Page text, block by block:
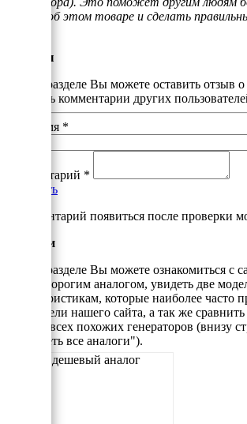
узнать об этом товаре и сделать
Отзывы
В этом разделе Вы можете оставить отзыв
почитать комментарии других
Ваше имя *
Комментарий *
Добавить
*Комментарий появиться после проверки
Аналоги
В этом разделе Вы можете ознакомиться
самым дорогим аналогом, увидеть две
характеристикам, которые наиболее часто
посетители нашего сайта, а так же
данные всех похожих генераторов (внизу
"Смотреть все аналоги").
Самый дешевый аналог